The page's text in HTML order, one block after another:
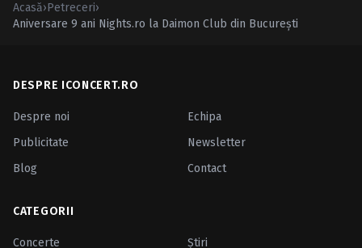
Acasă›Petreceri›
Aniversare 9 ani Nights.ro la Daimon Club din Bucureşti
DESPRE ICONCERT.RO
Despre noi
Echipa
Publicitate
Newsletter
Blog
Contact
CATEGORII
Concerte
Ştiri